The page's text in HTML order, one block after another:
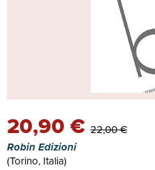
20,90 € 22,00 €
Robin Edizioni
(Torino, Italia)